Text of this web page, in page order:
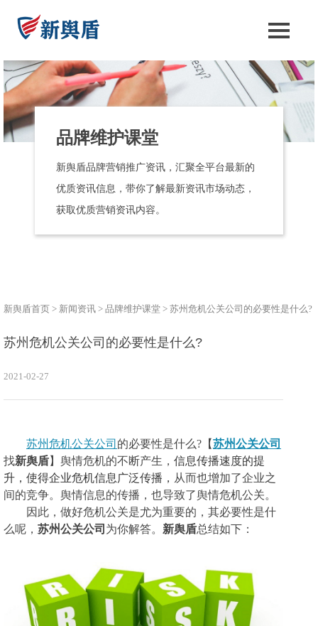
品牌维护课堂
新舆盾品牌营销推广资讯，汇聚全平台最新的
优质资讯信息，带你了解最新资讯市场动态，
获取优质营销资讯内容。
新舆盾首页 > 新闻资讯 > 品牌维护课堂 > 苏州危机公关公司的必要性是什么?
苏州危机公关公司的必要性是什么?
2021-02-27
苏州危机公关公司 的必要性是什么? 【苏州公关公司
找新舆盾】舆情危机的不断产生， 信息传播速度的提
升，使得企业危机信息广泛传播 ， 从而也增加了企业之
间的竞争。舆情信息的传播，也导致了舆情危机公关。
因此，做好危机公关是尤为重要的，其必要性是什
么呢， 苏州公关公司 为你解答。 新舆盾总结如下：